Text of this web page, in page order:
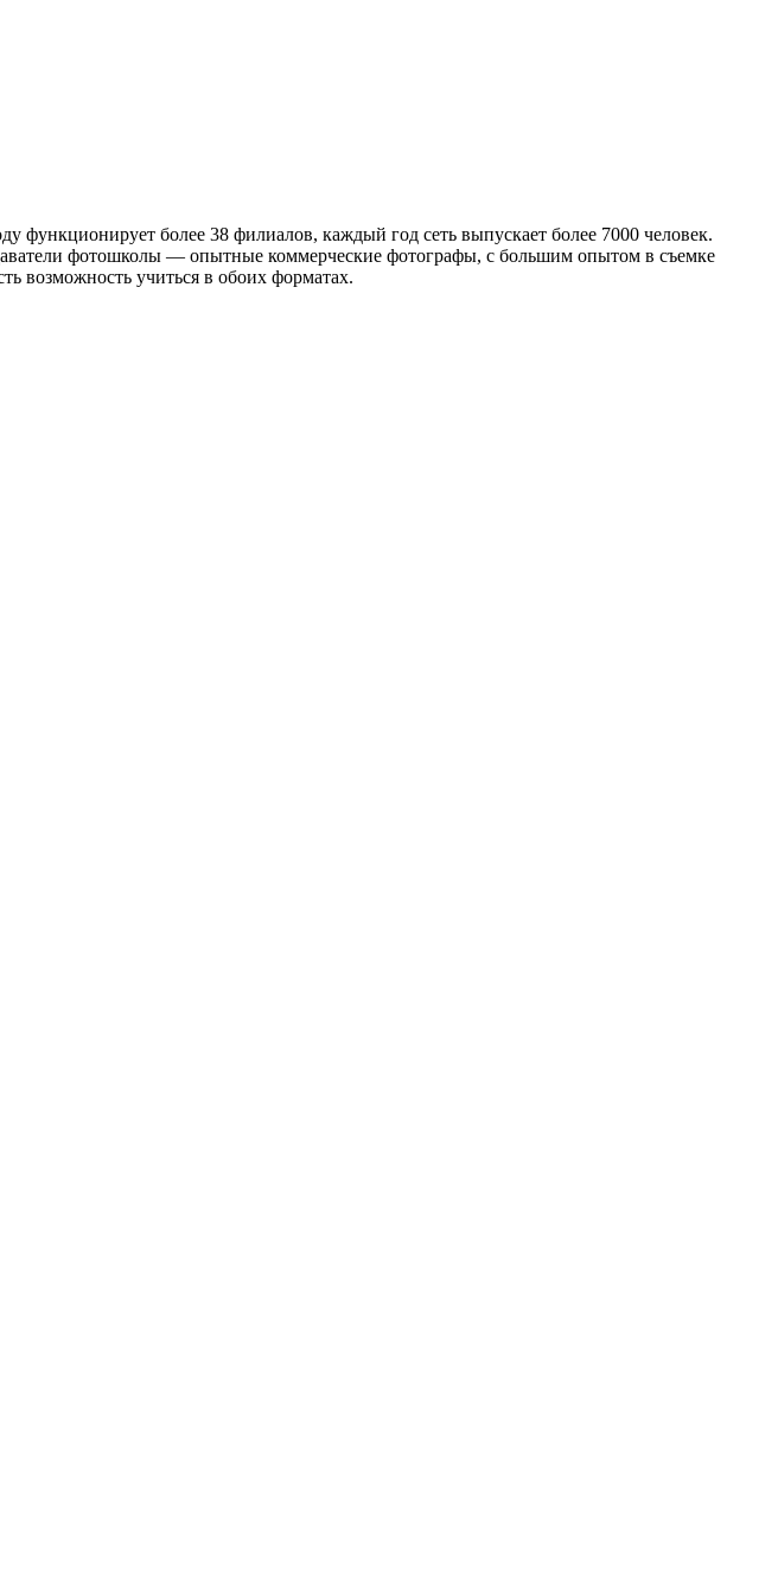
более 38 филиалов, каждый год сеть выпускает более 7000 человек.
фотошколы — опытные коммерческие фотографы, с большим опытом в съемке
возможность учиться в обоих форматах.